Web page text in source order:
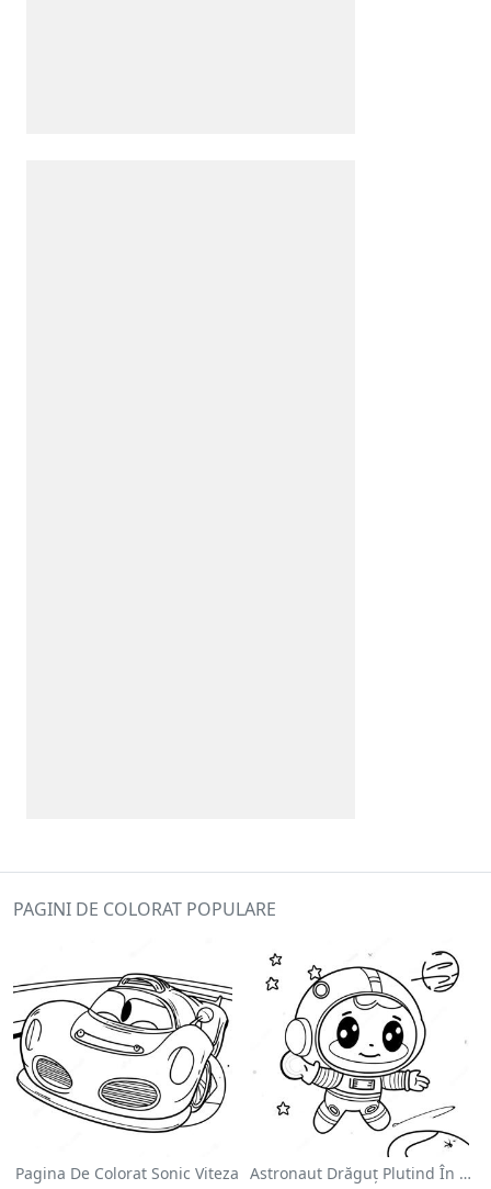
PAGINI DE COLORAT POPULARE
Pagina De Colorat Sonic Viteza Astronaut Drăguț Plutind În Spațiu - Pagina De Colorat